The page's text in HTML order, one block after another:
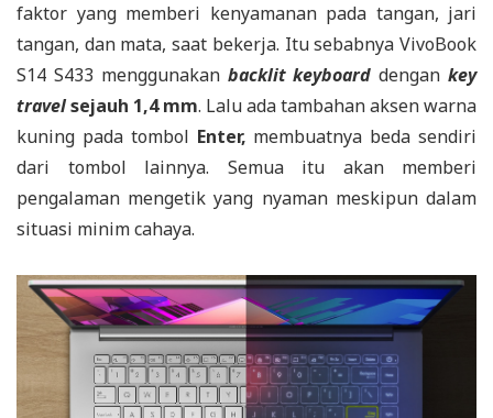
faktor yang memberi kenyamanan pada tangan, jari
tangan, dan mata, saat bekerja. Itu sebabnya VivoBook
S14 S433 menggunakan backlit keyboard dengankey
travelsejauh 1,4 mm. Lalu ada tambahan aksen warna
kuning pada tombol Enter, membuatnya beda sendiri
dari tombol lainnya. Semua itu akan memberi
pengalaman mengetik yang nyaman meskipun dalam
situasi minim cahaya.